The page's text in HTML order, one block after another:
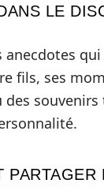
LE
anecdotes
fils, ses
des
PARTAGER